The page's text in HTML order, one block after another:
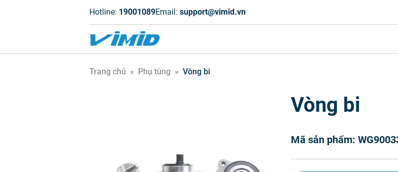
Hotline: 19001089Email: support@vimid.vn
Trang chủ » Phụ tùng » Vòng bi
Vòng bi
Mã sản phẩm: